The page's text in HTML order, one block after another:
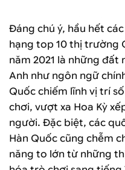
Đáng chú ý, hầu hết
hạng top 10 thị trường
năm 2021 là những
Anh như ngôn ngữ
Quốc chiếm lĩnh vị trí
chơi, vượt xa Hoa Kỳ
người. Đặc biệt, các
Hàn Quốc cũng chễm
năng to lớn từ những